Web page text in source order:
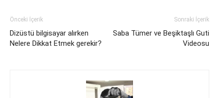
Önceki İçerik
Dizüstü bilgisayar alırken
Nelere Dikkat Etmek gerekir?
Sonraki İçerik
Saba Tümer ve Beşiktaşlı Guti
Videosu